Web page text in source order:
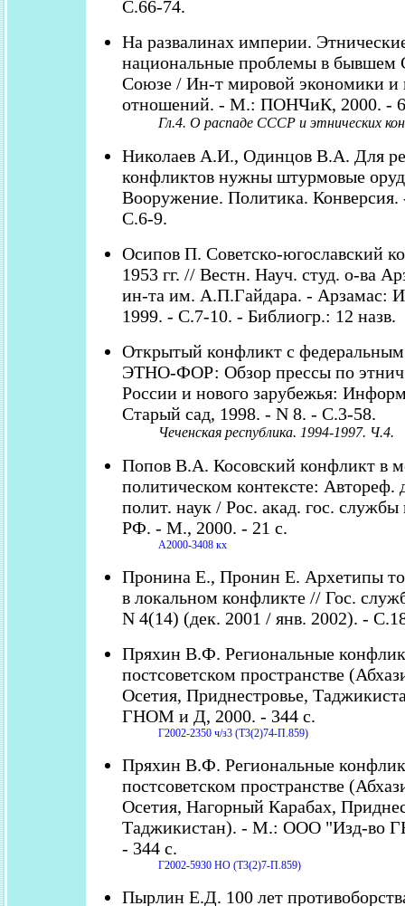
С.66-74.
На развалинах империи.
национальные проблемы в бывшем
Союзе / Ин-т мировой экономики и
отношений. - М.: ПОНЧиК, 2000. -
Гл.4. О распаде СССР и этнических
Николаев А.И., Одинцов В.А. Для
конфликтов нужны штурмовые
Вооружение. Политика. Конверсия.
С.6-9.
Осипов П. Советско-югославский
1953 гг. // Вестн. Науч. студ. о-ва
ин-та им. А.П.Гайдара. - Арзамас:
1999. - С.7-10. - Библиогр.: 12 назв.
Открытый конфликт с
ЭТНО-ФОР: Обзор прессы по
России и нового зарубежья:
Старый сад, 1998. - N 8. - С.3-58.
Чеченская республика. 1994-1997. Ч.4.
Попов В.А. Косовский конфликт в
политическом контексте: Автореф.
полит. наук / Рос. акад. гос.
РФ. - М., 2000. - 21 с.
А2000-3408 кх
Пронина Е., Пронин Е. Архетипы
в локальном конфликте // Гос.
N 4(14) (дек. 2001 / янв. 2002). -
Пряхин В.Ф. Региональные
постсоветском пространстве
Осетия, Приднестровье,
ГНОМ и Д, 2000. - 344 с.
Г2002-2350 ч/з3 (Т3(2)74-П.859)
Пряхин В.Ф. Региональные
постсоветском пространстве
Осетия, Нагорный Карабах,
Таджикистан). - М.: ООО "Изд-во
- 344 с.
Г2002-5930 НО (Т3(2)7-П.859)
Пырлин Е.Д. 100 лет